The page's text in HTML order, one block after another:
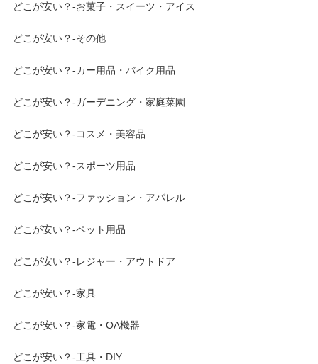
どこが安い？-お菓子・スイーツ・アイス
どこが安い？-その他
どこが安い？-カー用品・バイク用品
どこが安い？-ガーデニング・家庭菜園
どこが安い？-コスメ・美容品
どこが安い？-スポーツ用品
どこが安い？-ファッション・アパレル
どこが安い？-ペット用品
どこが安い？-レジャー・アウトドア
どこが安い？-家具
どこが安い？-家電・OA機器
どこが安い？-工具・DIY